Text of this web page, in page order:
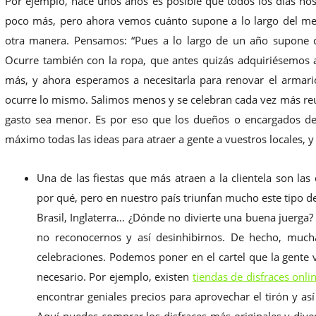
poco más, pero ahora vemos cuánto supone a lo largo del
otra manera. Pensamos: “Pues a lo largo de un año supone
Ocurre también con la ropa, que antes quizás
más, y ahora esperamos a necesitarla para renovar el
ocurre lo mismo. Salimos menos y se celebran cada vez más
gasto sea menor. Es por eso que los dueños o encargados
máximo todas las ideas para atraer a gente a vuestros locales,
Una de las fiestas que más atraen a la clientela son
por qué, pero en nuestro país triunfan mucho este tipo
Brasil, Inglaterra… ¿Dónde no divierte una buena
no reconocernos y así desinhibirnos. De hecho,
celebraciones. Podemos poner en el cartel que la
necesario. Por ejemplo, existen tiendas de disfraces
encontrar geniales precios para aprovechar el tirón y